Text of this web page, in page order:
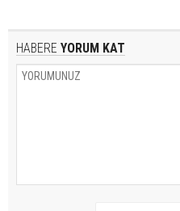
HABERE YORUM KAT